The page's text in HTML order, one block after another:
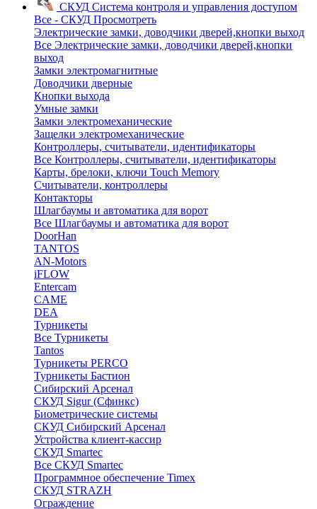
СКУД Система контроля и управления доступом
Все - СКУД Просмотреть
Электрические замки, доводчики дверей,кнопки выход
Все Электрические замки, доводчики дверей,кнопки
выход
Замки электромагнитные
Доводчики дверные
Кнопки выхода
Умные замки
Замки электромеханические
Защелки электромеханические
Контроллеры, считыватели, идентификаторы
Все Контроллеры, считыватели, идентификаторы
Карты, брелоки, ключи Touch Memory
Считыватели, контроллеры
Контакторы
Шлагбаумы и автоматика для ворот
Все Шлагбаумы и автоматика для ворот
DoorHan
TANTOS
AN-Motors
iFLOW
Entercam
CAME
DEA
Турникеты
Все Турникеты
Tantos
Турникеты PERCO
Турникеты Бастион
Сибирский Арсенал
СКУД Sigur (Сфинкс)
Биометрические системы
СКУД Сибирский Арсенал
Устройства клиент-кассир
СКУД Smartec
Все СКУД Smartec
Программное обеспечение Timex
СКУД STRAZH
Ограждение